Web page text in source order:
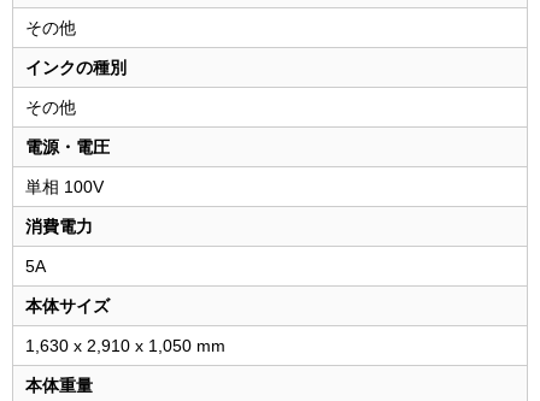
その他
インクの種別
その他
電源・電圧
単相 100V
消費電力
5A
本体サイズ
1,630 x 2,910 x 1,050 mm
本体重量